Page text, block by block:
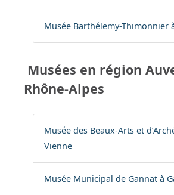
Musée Barthélemy-Thimonnier
Musées en région
Rhône-Alpes
Musée des Beaux-Arts et
Vienne
Musée Municipal de Gannat à